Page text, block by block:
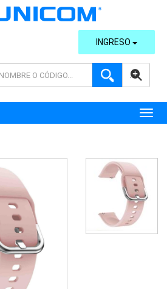
AVANZADA
INGRESO